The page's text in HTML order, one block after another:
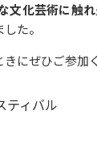
文化芸術に触
た。
にぜひご参加
ティバル